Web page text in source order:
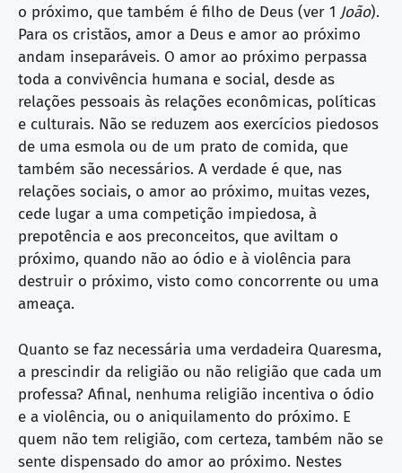
o próximo, que também é filho de Deus (ver 1 João).
Para os cristãos, amor a Deus e amor ao próximo
andam inseparáveis. O amor ao próximo perpassa
toda a convivência humana e social, desde as
relações pessoais às relações econômicas, políticas
e culturais. Não se reduzem aos exercícios piedosos
de uma esmola ou de um prato de comida, que
também são necessários. A verdade é que, nas
relações sociais, o amor ao próximo, muitas vezes,
cede lugar a uma competição impiedosa, à
prepotência e aos preconceitos, que aviltam o
próximo, quando não ao ódio e à violência para
destruir o próximo, visto como concorrente ou uma
ameaça.
Quanto se faz necessária uma verdadeira Quaresma,
a prescindir da religião ou não religião que cada um
professa? Afinal, nenhuma religião incentiva o ódio
e a violência, ou o aniquilamento do próximo. E
quem não tem religião, com certeza, também não se
sente dispensado do amor ao próximo. Nestes